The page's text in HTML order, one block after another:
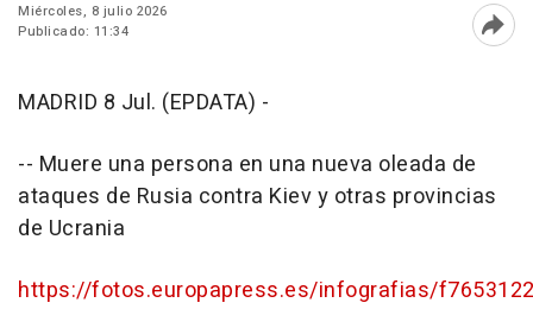
Miércoles, 8 julio 2026
Publicado: 11:34
MADRID 8 Jul. (EPDATA) -
-- Muere una persona en una nueva oleada de
ataques de Rusia contra Kiev y otras provincias
de Ucrania
https://fotos.europapress.es/infografias/